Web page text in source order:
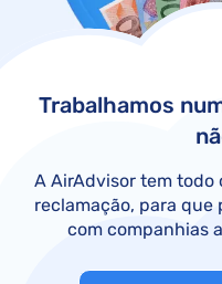
Trabalhamos
A AirAdvisor tem todo
reclamação, para que
com companhias